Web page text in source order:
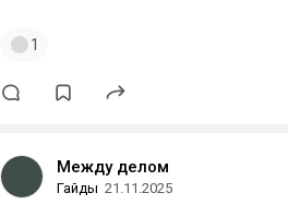
1
Между делом
Гайды 21.11.2025